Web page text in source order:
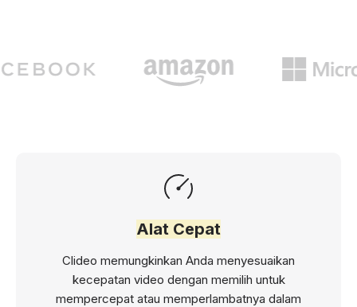
Alat Cepat
Clideo memungkinkan Anda menyesuaikan
kecepatan video dengan memilih untuk
mempercepat atau memperlambatnya dalam